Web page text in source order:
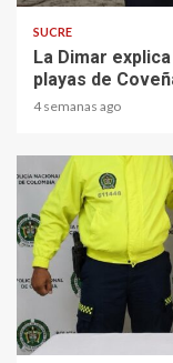
SUCRE
La Dimar
playas de
4 semanas ago
2 min read